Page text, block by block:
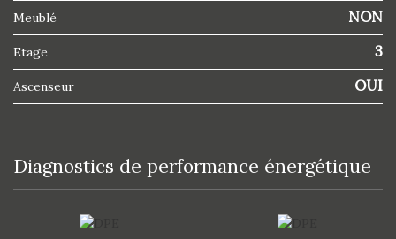
Meublé NON
Etage 3
Ascenseur OUI
diagnostics de performance énergétique